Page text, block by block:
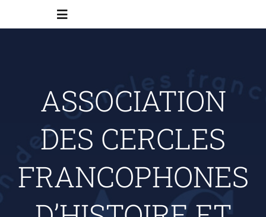
to
Toggle
Programmes
Inscriptions
Contact
ASSOCIATION
DES CERCLES
FRANCOPHONES